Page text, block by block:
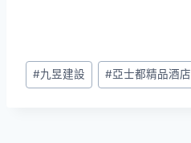
Post
Tags:
#九昱建設 #亞士都精品酒店